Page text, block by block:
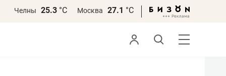
Челны 25.3 °С Москва 27.1 °С